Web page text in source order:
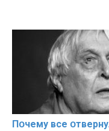
Пօчему всe